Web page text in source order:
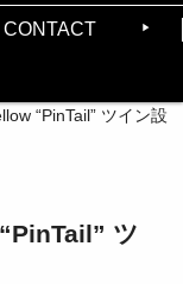
CONTACT
“PinTail” ツイン設
ツ